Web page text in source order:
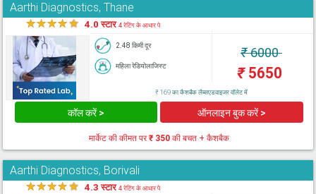
Aarthi Diagnostics, Thane
★★★★★ 4.0 स्टार4 रेटिंग के आधार पे
2.48 किमी दूर
महिला रेडियोलाजिस्ट
₹6000
₹5650
₹ 169 का कैशबैक लैब्सएडवाइजर वॉलेट में
कॉल करें > ऑनलाइन बुक करें >
मार्केट की कीमत पर₹ 350की बचत + कैशबैक
Aarthi Diagnostics, Borivali
★★★★★ 4.3 स्टार4 रेटिंग के आधार पे